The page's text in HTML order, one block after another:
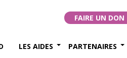
FAIRE UN DON
LES AIDES PARTENAIRES